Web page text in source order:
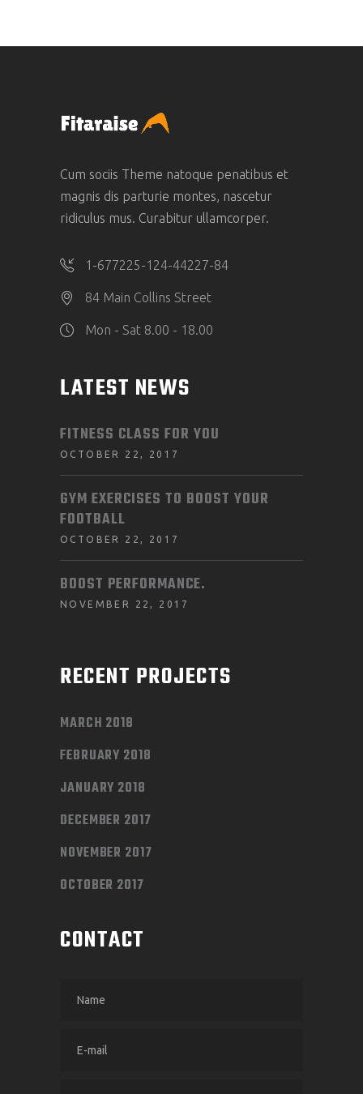
Cum sociis Theme natoque penatibus et
magnis dis parturie montes, nascetur
ridiculus mus. Curabitur ullamcorper.
1-677225-124-44227-84
84 Main Collins Street
Mon - Sat 8.00 - 18.00
LATEST NEWS
FITNESS CLASS FOR YOU
OCTOBER 22, 2017
GYM EXERCISES TO BOOST YOUR
FOOTBALL
OCTOBER 22, 2017
BOOST PERFORMANCE.
NOVEMBER 22, 2017
RECENT PROJECTS
MARCH 2018
FEBRUARY 2018
JANUARY 2018
DECEMBER 2017
NOVEMBER 2017
OCTOBER 2017
CONTACT